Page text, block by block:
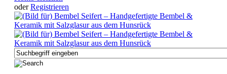
oder Registrieren